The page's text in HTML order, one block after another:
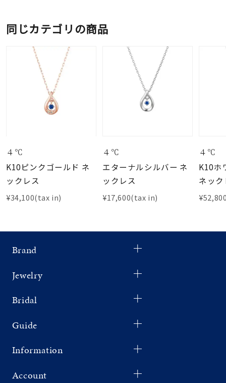
同じカテゴリの商品
４℃
K10ピンクゴールド ネ
ックレス
¥34,100(tax in)
４℃
エターナルシルバー ネ
ックレス
¥17,600(tax in)
４℃
K10ホ
ネッ
Brand
Jewelry
Bridal
Guide
Information
Account